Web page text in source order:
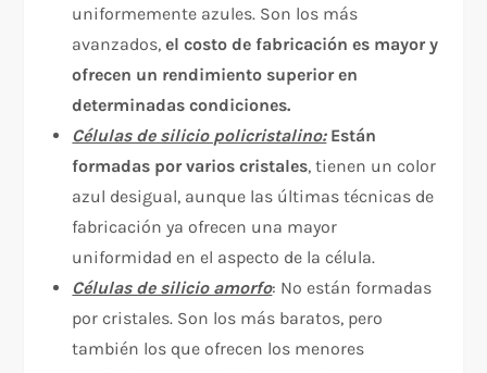
uniformemente azules. Son los más
avanzados,el costo de fabricación es mayor y
ofrecen un rendimiento superior en
determinadas condiciones.
Células de silicio policristalino: Están
formadas por varios cristales, tienen un color
azul desigual, aunque las últimas técnicas de
fabricación ya ofrecen una mayor
uniformidad en el aspecto de la célula.
Células de silicio amorfo: No están formadas
por cristales. Son los más baratos, pero
también los que ofrecen los menores